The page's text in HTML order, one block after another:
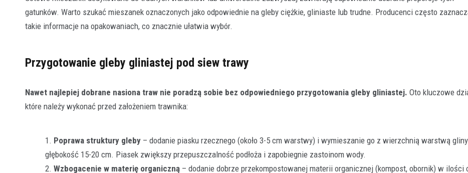
gatunków. Warto szukać mieszanek oznaczonych jako odpowiednie na gleby ciężkie, gliniaste lub trudne. Producenci często
takie informacje na opakowaniach, co znacznie ułatwia wybór.
Przygotowanie gleby gliniastej pod siew trawy
Nawet najlepiej dobrane nasiona traw nie poradzą sobie bez odpowiedniego przygotowania gleby gliniastej. Oto kluczowe
które należy wykonać przed założeniem trawnika:
Poprawa struktury gleby – dodanie piasku rzecznego (około 3-5 cm warstwy) i wymieszanie go z wierzchnią warstwą
głębokość 15-20 cm. Piasek zwiększy przepuszczalność podłoża i zapobiegnie zastoinom wody.
Wzbogacenie w materię organiczną – dodanie dobrze przekompostowanej materii organicznej (kompost, obornik) w ilości